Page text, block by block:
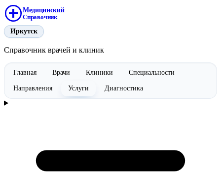
Медицинский
Справочник
Иркутск
Справочник врачей и клиник
Главная Врачи Клиники Специальности
Направления Услуги Диагностика